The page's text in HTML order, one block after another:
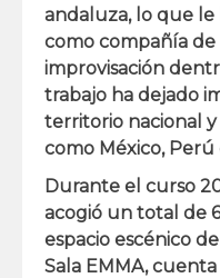
andaluza, lo que le
como compañía
improvisación
trabajo ha dejado
territorio nacional
como México,
Durante el curso
acogió un total de
espacio escénico
Sala EMMA,